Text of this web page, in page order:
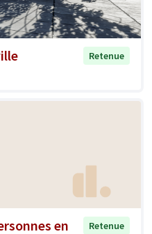
Retenue
en
Retenue